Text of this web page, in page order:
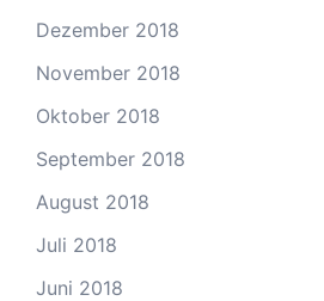
Dezember 2018
November 2018
Oktober 2018
September 2018
August 2018
Juli 2018
Juni 2018